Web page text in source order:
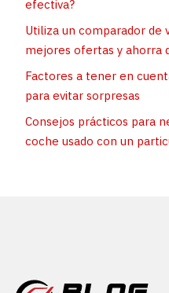
efectiva?
Utiliza un comparador de
mejores ofertas y ahorra
Factores a tener en
para evitar sorpresas
Consejos prácticos para
coche usado con un